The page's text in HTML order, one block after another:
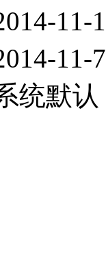
11-
11-
统默认